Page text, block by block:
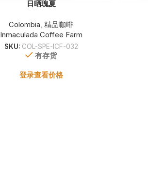
日晒瑰夏
Colombia,精品咖啡
Inmaculada Coffee Farm
SKU: COL-SPE-ICF-032
有存货
登录查看价格